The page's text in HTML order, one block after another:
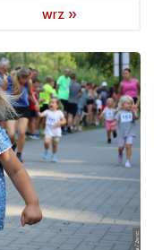
wrz »